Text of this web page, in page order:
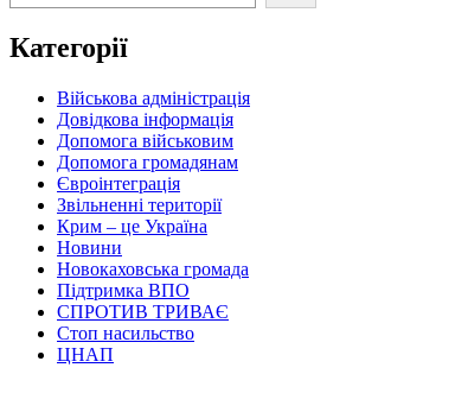
Категорії
Військова адміністрація
Довідкова інформація
Допомога військовим
Допомога громадянам
Євроінтеграція
Звільненні території
Крим – це Україна
Новини
Новокаховська громада
Підтримка ВПО
СПРОТИВ ТРИВАЄ
Стоп насильство
ЦНАП